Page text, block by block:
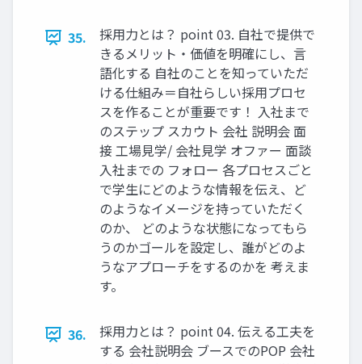
35.
採用力とは？ point 03. 自社で提供で
きるメリット・価値を明確にし、言
語化する 自社のことを知っていただ
ける仕組み＝自社らしい採用プロセ
スを作ることが重要です！ 入社まで
のステップ スカウト 会社 説明会 面
接 工場見学/ 会社見学 オファー 面談
入社までの フォロー 各プロセスごと
で学生にどのような情報を伝え、ど
のようなイメージを持っていただく
のか、 どのような状態になってもら
うのかゴールを設定し、誰がどのよ
うなアプローチをするのかを 考えま
す。
36.
採用力とは？ point 04. 伝える工夫を
する 会社説明会 ブースでのPOP 会社